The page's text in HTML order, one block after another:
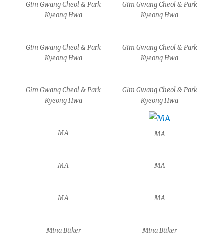
Gim Gwang Cheol & Park
Kyeong Hwa
Gim Gwang Cheol & Park
Kyeong Hwa
Gim Gwang Cheol & Park
Kyeong Hwa
Gim Gwang Cheol & Park
Kyeong Hwa
Gim Gwang Cheol & Park
Kyeong Hwa
Gim Gwang Cheol & Park
Kyeong Hwa
MA MA
MA MA
MA MA
Mina Büker Mina Büker